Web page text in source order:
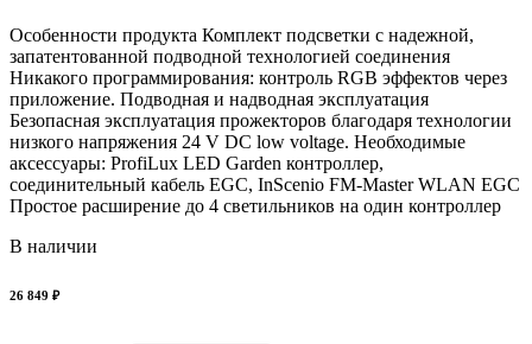
Особенности продукта Комплект подсветки с надежной,
запатентованной подводной технологией соединения
Никакого программирования: контроль RGB эффектов через
приложение. Подводная и надводная эксплуатация
Безопасная эксплуатация прожекторов благодаря технологии
низкого напряжения 24 V DC low voltage. Необходимые
аксессуары: ProfiLux LED Garden контроллер,
соединительный кабель EGC, InScenio FM-Master WLAN EGC
Простое расширение до 4 светильников на один контроллер
В наличии
26 849 ₽